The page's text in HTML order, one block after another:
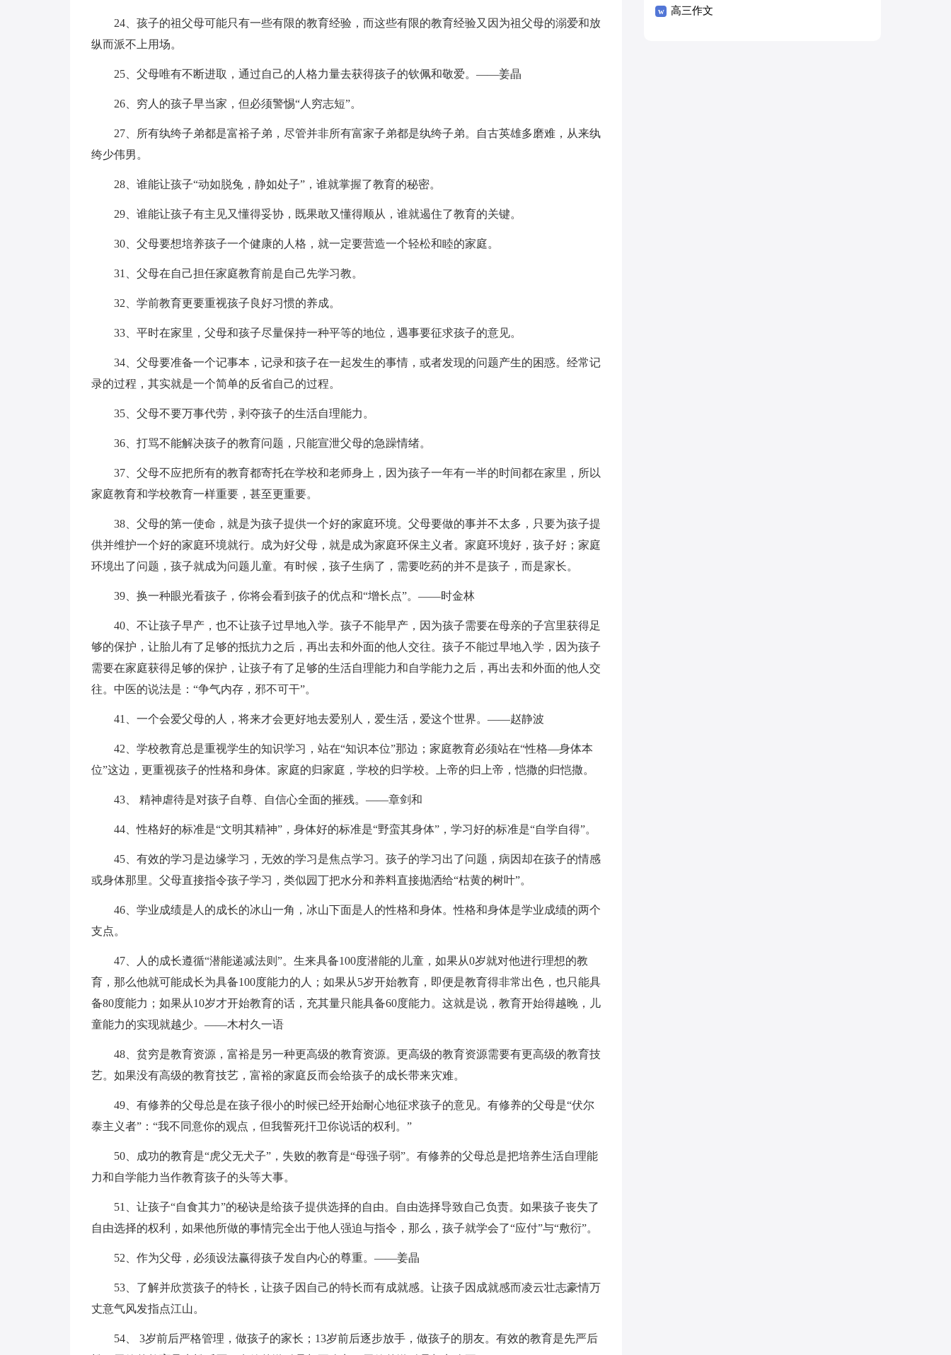
24、孩子的祖父母可能只有一些有限的教育经验，而这些有限的教育经验又因为祖父母的溺爱和放
纵而派不上用场。
25、父母唯有不断进取，通过自己的人格力量去获得孩子的钦佩和敬爱。——姜晶
26、穷人的孩子早当家，但必须警惕“人穷志短”。
27、所有纨绔子弟都是富裕子弟，尽管并非所有富家子弟都是纨绔子弟。自古英雄多磨难，从来纨
绔少伟男。
28、谁能让孩子“动如脱兔，静如处子”，谁就掌握了教育的秘密。
29、谁能让孩子有主见又懂得妥协，既果敢又懂得顺从，谁就遏住了教育的关键。
30、父母要想培养孩子一个健康的人格，就一定要营造一个轻松和睦的家庭。
31、父母在自己担任家庭教育前是自己先学习教。
32、学前教育更要重视孩子良好习惯的养成。
33、平时在家里，父母和孩子尽量保持一种平等的地位，遇事要征求孩子的意见。
34、父母要准备一个记事本，记录和孩子在一起发生的事情，或者发现的问题产生的困惑。经常记
录的过程，其实就是一个简单的反省自己的过程。
35、父母不要万事代劳，剥夺孩子的生活自理能力。
36、打骂不能解决孩子的教育问题，只能宣泄父母的急躁情绪。
37、父母不应把所有的教育都寄托在学校和老师身上，因为孩子一年有一半的时间都在家里，所以
家庭教育和学校教育一样重要，甚至更重要。
38、父母的第一使命，就是为孩子提供一个好的家庭环境。父母要做的事并不太多，只要为孩子提
供并维护一个好的家庭环境就行。成为好父母，就是成为家庭环保主义者。家庭环境好，孩子好；家庭
环境出了问题，孩子就成为问题儿童。有时候，孩子生病了，需要吃药的并不是孩子，而是家长。
39、换一种眼光看孩子，你将会看到孩子的优点和“增长点”。——时金林
40、不让孩子早产，也不让孩子过早地入学。孩子不能早产，因为孩子需要在母亲的子宫里获得足
够的保护，让胎儿有了足够的抵抗力之后，再出去和外面的他人交往。孩子不能过早地入学，因为孩子
需要在家庭获得足够的保护，让孩子有了足够的生活自理能力和自学能力之后，再出去和外面的他人交
往。中医的说法是：“争气内存，邪不可干”。
41、一个会爱父母的人，将来才会更好地去爱别人，爱生活，爱这个世界。——赵静波
42、学校教育总是重视学生的知识学习，站在“知识本位”那边；家庭教育必须站在“性格—身体本
位”这边，更重视孩子的性格和身体。家庭的归家庭，学校的归学校。上帝的归上帝，恺撒的归恺撒。
43、 精神虐待是对孩子自尊、自信心全面的摧残。——章剑和
44、性格好的标准是“文明其精神”，身体好的标准是“野蛮其身体”，学习好的标准是“自学自得”。
45、有效的学习是边缘学习，无效的学习是焦点学习。孩子的学习出了问题，病因却在孩子的情感
或身体那里。父母直接指令孩子学习，类似园丁把水分和养料直接抛洒给“枯黄的树叶”。
46、学业成绩是人的成长的冰山一角，冰山下面是人的性格和身体。性格和身体是学业成绩的两个
支点。
47、人的成长遵循“潜能递减法则”。生来具备100度潜能的儿童，如果从0岁就对他进行理想的教
育，那么他就可能成长为具备100度能力的人；如果从5岁开始教育，即便是教育得非常出色，也只能具
备80度能力；如果从10岁才开始教育的话，充其量只能具备60度能力。这就是说，教育开始得越晚，儿
童能力的实现就越少。——木村久一语
48、贫穷是教育资源，富裕是另一种更高级的教育资源。更高级的教育资源需要有更高级的教育技
艺。如果没有高级的教育技艺，富裕的家庭反而会给孩子的成长带来灾难。
49、有修养的父母总是在孩子很小的时候已经开始耐心地征求孩子的意见。有修养的父母是“伏尔
泰主义者”：“我不同意你的观点，但我誓死扞卫你说话的权利。”
50、成功的教育是“虎父无犬子”，失败的教育是“母强子弱”。有修养的父母总是把培养生活自理能
力和自学能力当作教育孩子的头等大事。
51、让孩子“自食其力”的秘诀是给孩子提供选择的自由。自由选择导致自己负责。如果孩子丧失了
自由选择的权利，如果他所做的事情完全出于他人强迫与指令，那么，孩子就学会了“应付”与“敷衍”。
52、作为父母，必须设法赢得孩子发自内心的尊重。——姜晶
53、了解并欣赏孩子的特长，让孩子因自己的特长而有成就感。让孩子因成就感而凌云壮志豪情万
丈意气风发指点江山。
54、 3岁前后严格管理，做孩子的家长；13岁前后逐步放手，做孩子的朋友。有效的教育是先严后
高三作文